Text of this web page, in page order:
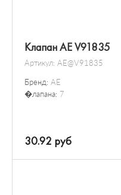
Клапан AE V91835
Артикул: AE@V91835
Бренд: AE
�лапана: 7
30.92 руб